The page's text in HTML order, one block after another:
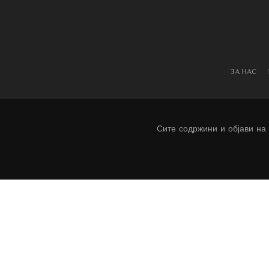
ЗА НАС
Сите содржини и објави